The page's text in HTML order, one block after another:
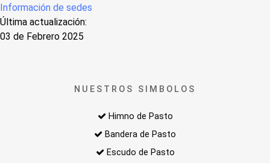
Información de sedes
Última actualización:
03 de Febrero 2025
NUESTROS SIMBOLOS
Himno de Pasto
Bandera de Pasto
Escudo de Pasto